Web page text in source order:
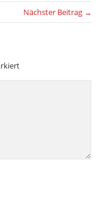
Nächster Beitrag →